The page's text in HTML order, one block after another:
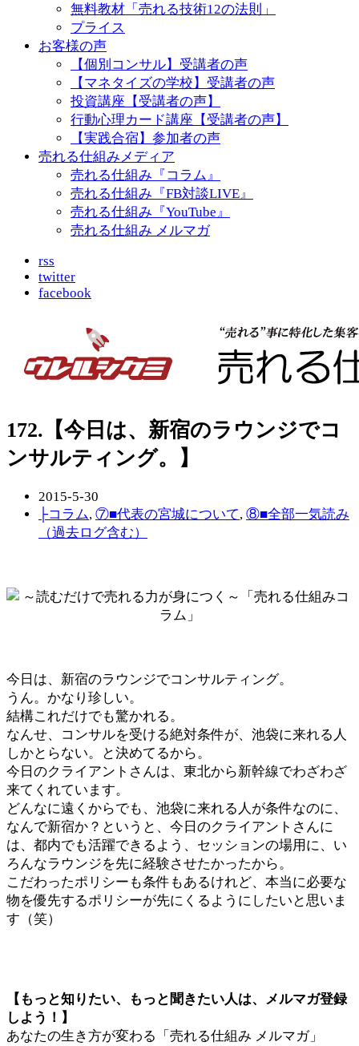
無料教材「売れる技術12の法則」
プライス
お客様の声
【個別コンサル】受講者の声
【マネタイズの学校】受講者の声
投資講座【受講者の声】
行動心理カード講座【受講者の声】
【実践合宿】参加者の声
売れる仕組みメディア
売れる仕組み『コラム』
売れる仕組み『FB対談LIVE』
売れる仕組み『YouTube』
売れる仕組み メルマガ
rss
twitter
facebook
172.【今日は、新宿のラウンジでコ
ンサルティング。】
2015-5-30
├コラム, ⑦■代表の宮城について, ⑧■全部一気読み
（過去ログ含む）
今日は、新宿のラウンジでコンサルティング。
うん。かなり珍しい。
結構これだけでも驚かれる。
なんせ、コンサルを受ける絶対条件が、池袋に来れる人
しかとらない。と決めてるから。
今日のクライアントさんは、東北から新幹線でわざわざ
来てくれています。
どんなに遠くからでも、池袋に来れる人が条件なのに、
なんで新宿か？というと、今日のクライアントさんに
は、都内でも活躍できるよう、セッションの場用に、い
ろんなラウンジを先に経験させたかったから。
こだわったポリシーも条件もあるけれど、本当に必要な
物を優先するポリシーが先にくるようにしたいと思いま
す（笑）
【もっと知りたい、もっと聞きたい人は、メルマガ登録
しよう！】
あなたの生き方が変わる「売れる仕組み メルマガ」